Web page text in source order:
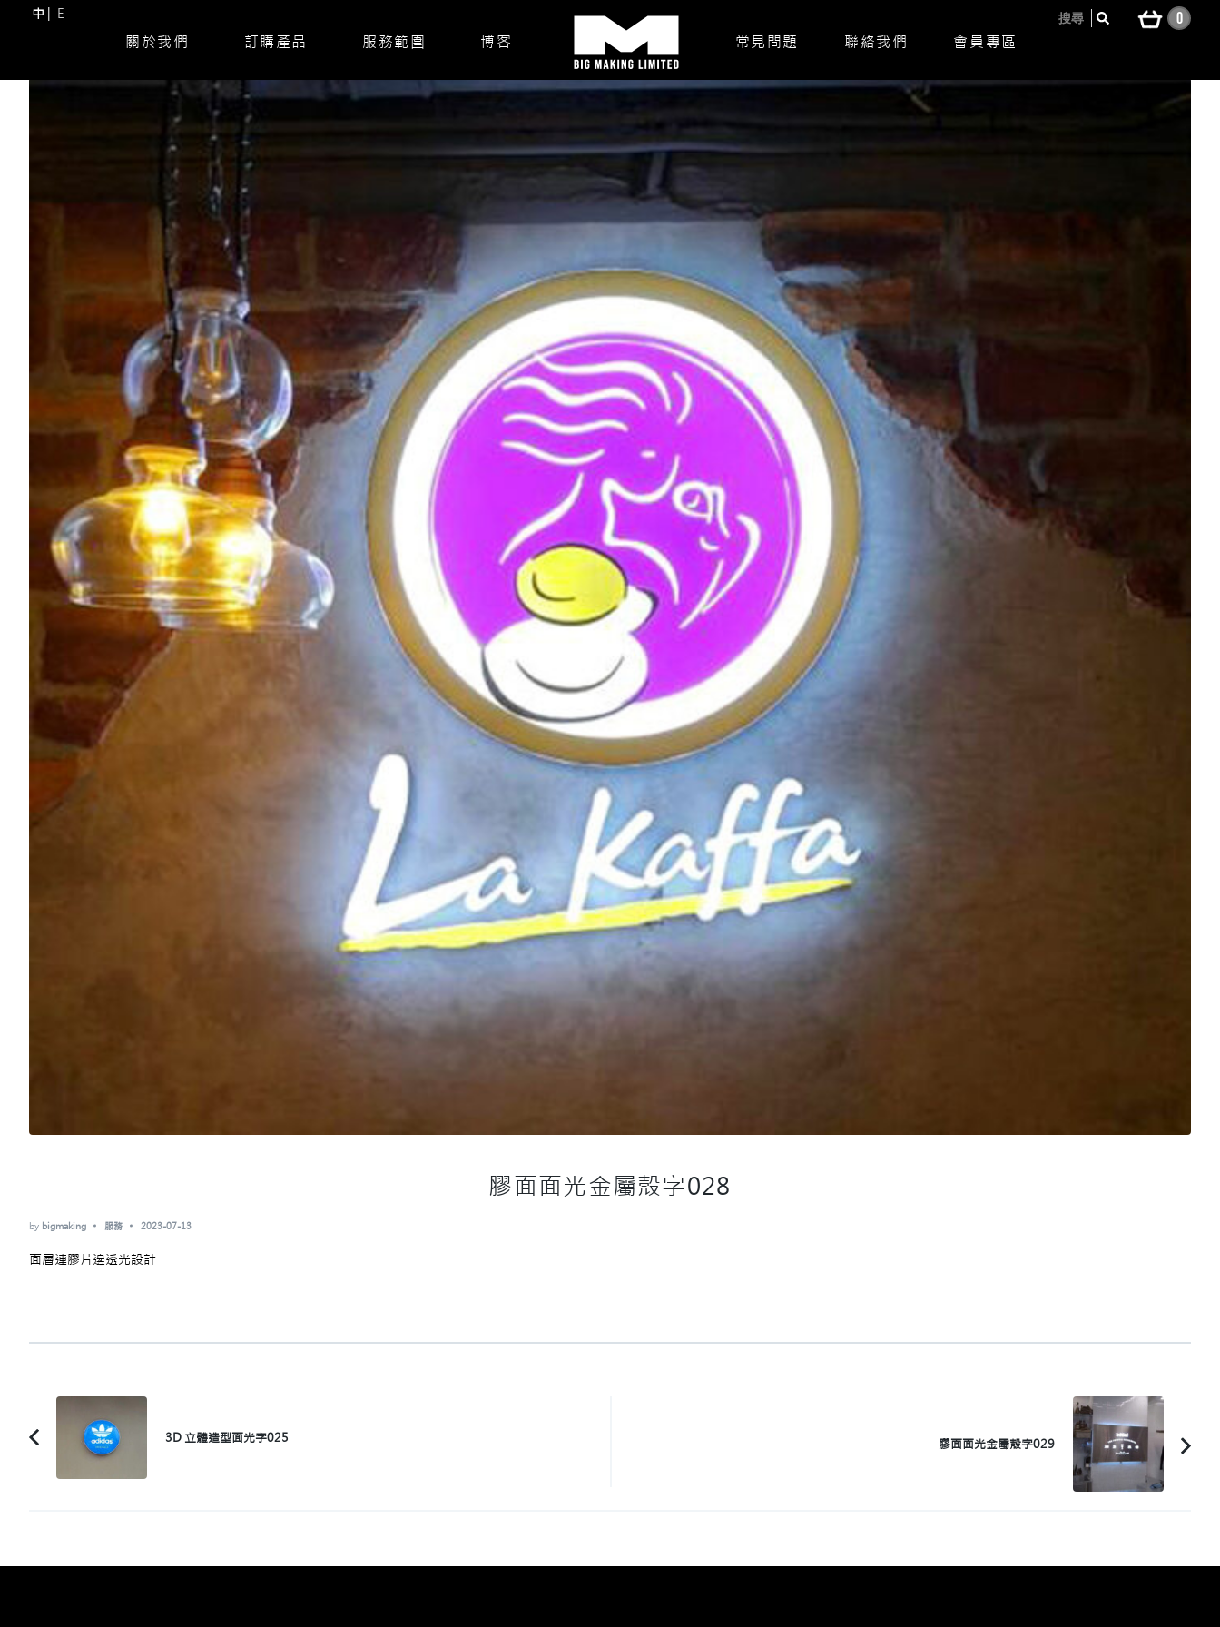
Skip
中 E
關於我們 訂購產品 服務範圍 博客 常見問題 聯絡我們 會員專區
搜尋 0
膠面面光金屬殼字028
by bigmaking 服務 2023-07-13
面層連膠片邊透光設計
Post
Navigation
Previous
Article:
3D 立體造型面光字025 膠面面光金屬殼字029